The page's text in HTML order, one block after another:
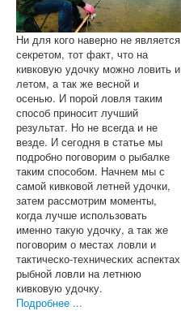
Ни для кого наверно не является
секретом, тот факт, что на
кивковую удочку можно ловить и
летом, а так же весной и
осенью. И порой ловля таким
способ приносит лучший
результат. Но не всегда и не
везде. И сегодня в статье мы
подробно поговорим о рыбалке
таким способом. Начнем мы с
самой кивковой летней удочки,
затем рассмотрим моменты,
когда лучше использовать
именно такую удочку, а так же
поговорим о местах ловли и
тактическо-технических аспектах
рыбной ловли на летнюю
кивковую удочку.
Подробнее ...